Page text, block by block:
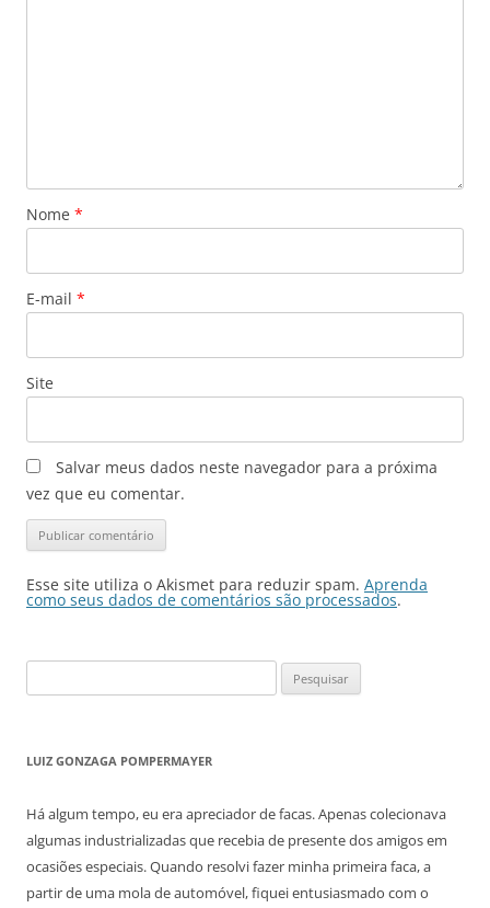
Nome *
E-mail *
Site
Salvar meus dados neste navegador para a próxima
vez que eu comentar.
Esse site utiliza o Akismet para reduzir spam. Aprenda
como seus dados de comentários são processados.
por:
LUIZ GONZAGA POMPERMAYER
Há algum tempo, eu era apreciador de facas. Apenas colecionava
algumas industrializadas que recebia de presente dos amigos em
ocasiões especiais. Quando resolvi fazer minha primeira faca, a
partir de uma mola de automóvel, fiquei entusiasmado com o